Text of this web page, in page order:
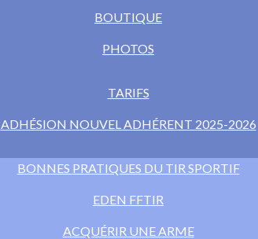
BOUTIQUE
PHOTOS
TARIFS
ADHÉSION NOUVEL ADHÉRENT 2025-2026
BONNES PRATIQUES DU TIR SPORTIF
EDEN FFTIR
ACQUÉRIR UNE ARME